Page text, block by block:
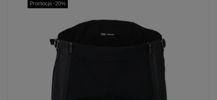
Promocja -20%